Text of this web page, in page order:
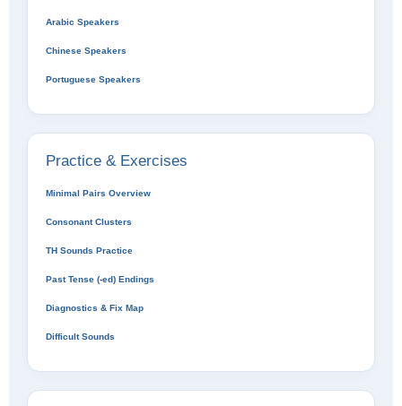
Arabic Speakers
Chinese Speakers
Portuguese Speakers
Practice & Exercises
Minimal Pairs Overview
Consonant Clusters
TH Sounds Practice
Past Tense (-ed) Endings
Diagnostics & Fix Map
Difficult Sounds